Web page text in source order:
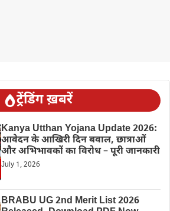
ट्रेंडिंग ख़बरें
Kanya Utthan Yojana Update 2026:
आवेदन के आखिरी दिन बवाल, छात्राओं
और अभिभावकों का विरोध – पूरी जानकारी
July 1, 2026
BRABU UG 2nd Merit List 2026